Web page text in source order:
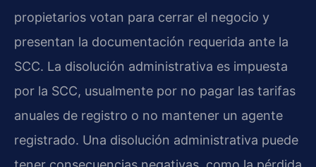
propietarios votan para cerrar el negocio y
presentan la documentación requerida ante la
SCC. La disolución administrativa es impuesta
por la SCC, usualmente por no pagar las tarifas
anuales de registro o no mantener un agente
registrado. Una disolución administrativa puede